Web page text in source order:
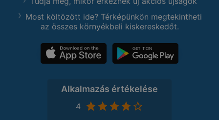
Most költözött ide? Térképünkön megtekintheti
az összes környékbeli kiskereskedőt.
Alkalmazás értékelése
4